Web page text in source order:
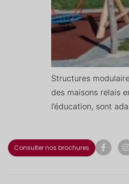
Structures
des maisons relais
l’éducation, sont
Consulter nos brochures